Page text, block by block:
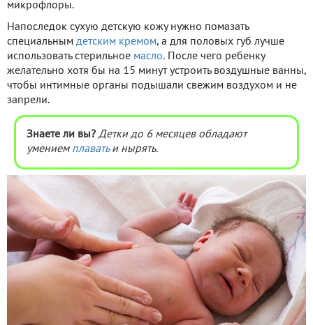
микрофлоры.
Напоследок сухую детскую кожу нужно помазать
специальным детским кремом, а для половых губ лучше
использовать стерильное масло. После чего ребенку
желательно хотя бы на 15 минут устроить воздушные ванны,
чтобы интимные органы подышали свежим воздухом и не
запрели.
Знаете ли вы? Детки до 6 месяцев обладают
умением плаватьи нырять.